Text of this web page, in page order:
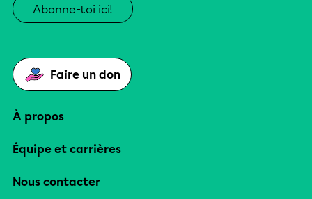
Abonne-toi ici!
Faire un don
À propos
Équipe et carrières
Nous contacter